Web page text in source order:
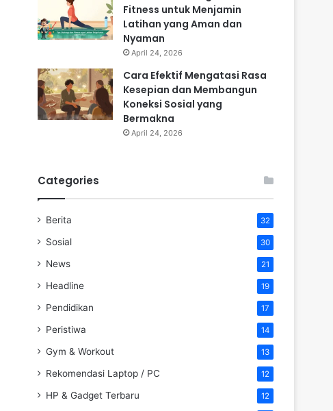
Fitness untuk Menjamin
Latihan yang Aman dan
Nyaman
April 24, 2026
Cara Efektif Mengatasi Rasa
Kesepian dan Membangun
Koneksi Sosial yang
Bermakna
April 24, 2026
Categories
Berita 32
Sosial 30
News 21
Headline 19
Pendidikan 17
Peristiwa 14
Gym & Workout 13
Rekomendasi Laptop / PC 12
HP & Gadget Terbaru 12